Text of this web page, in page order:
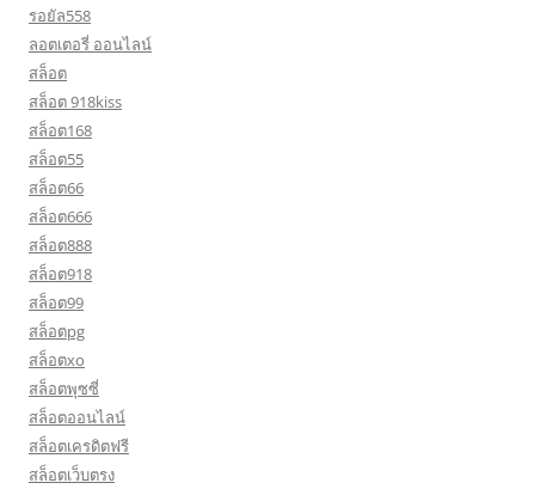
รอยัล558
ลอตเตอรี่ ออนไลน์
สล็อต
สล็อต 918kiss
สล็อต168
สล็อต55
สล็อต66
สล็อต666
สล็อต888
สล็อต918
สล็อต99
สล็อตpg
สล็อตxo
สล็อตพุซซี่
สล็อตออนไลน์
สล็อตเครดิตฟรี
สล็อตเว็บตรง